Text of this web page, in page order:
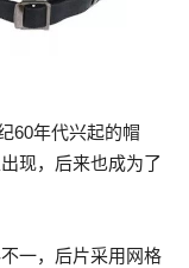
60年代兴起的帽
现，后来也成为了
一，后片采用网格